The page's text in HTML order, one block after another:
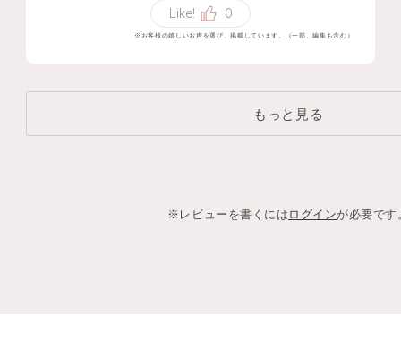
他のブランドのものより控えめでハイライ
ト迷子でしたがこれで落ち着けそうです。
Like! 0
※お客様の嬉しいお声を選び、掲載しています。（一部、編集も含む）
もっと見る
※レビューを書くにはログインが必要です